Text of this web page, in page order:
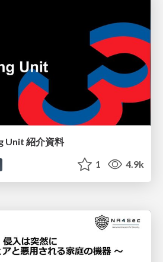
Unit 紹介資料
1 4.9k